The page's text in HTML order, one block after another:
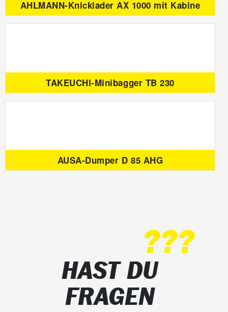
AHLMANN-Knicklader AX 1000 mit Kabine
TAKEUCHI-Minibagger TB 230
AUSA-Dumper D 85 AHG
???
HAST DU
FRAGEN